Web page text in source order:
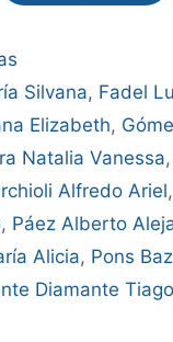
Silvana, Fadel
Elizabeth,
Natalia Vanessa,
Alfredo Ariel,
, Páez Alberto
Alicia, Pons
Diamante